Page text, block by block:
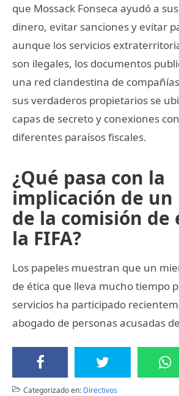
que Mossack Fonseca ayudó a
dinero, evitar sanciones y evitar
aunque los servicios
son ilegales, los documentos
una red clandestina de
sus verdaderos propietarios se
capas de secreto y conexiones
diferentes paraísos fiscales.
¿Qué pasa con la
implicación de
de la comisión de
la FIFA?
Los papeles muestran que un
de ética que lleva mucho tiempo
servicios ha participado
abogado de personas acusadas
Categorizado en: Directivos